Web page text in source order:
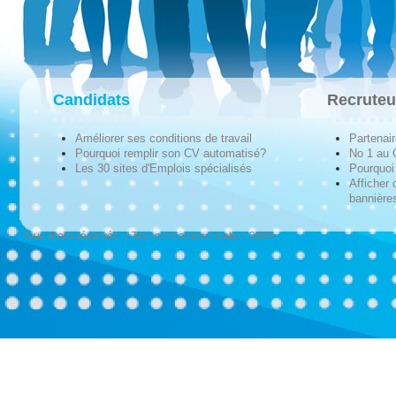
Candidats
Améliorer ses conditions de travail
Pourquoi remplir son CV automatisé?
Les 30 sites d'Emplois spécialisés
No 1 au
Afficher
Tous droits réservés © Techno-Communication 2026